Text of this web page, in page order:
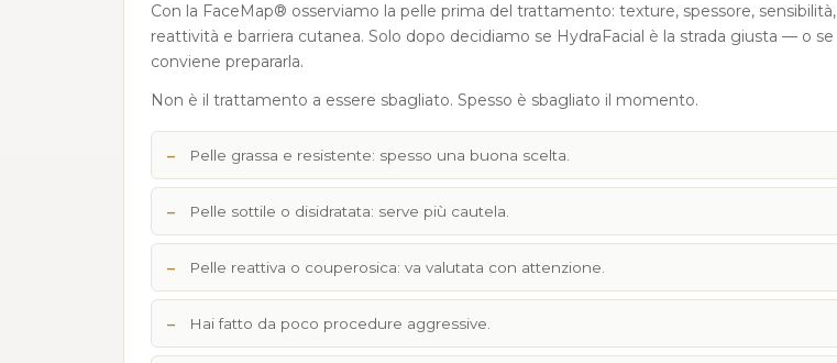
Con la FaceMap® osserviamo la pelle prima del trattamento: texture, spessore, sensibilità,
reattività e barriera cutanea. Solo dopo decidiamo se HydraFacial è la strada giusta — o se
conviene prepararla.
Non è il trattamento a essere sbagliato. Spesso è sbagliato il momento.
Pelle grassa e resistente: spesso una buona scelta.
Pelle sottile o disidratata: serve più cautela.
Pelle reattiva o couperosica: va valutata con attenzione.
Hai fatto da poco procedure aggressive.